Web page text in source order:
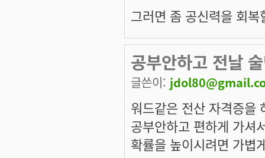
그러면 좀 공신력을 회
공부안하고 전날
글쓴이:
워드같은 전산 자격증을
공부안하고 편하게 가셔
확률을 높이시려면 가볍